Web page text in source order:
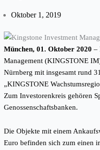
Oktober 1, 2019
München, 01. Oktober 2020 –
Management (KINGSTONE
Nürnberg mit insgesamt rund
„KINGSTONE
Zum Investorenkreis gehören
Genossenschaftsbanken.
Die Objekte mit einem
Euro befinden sich zum einen